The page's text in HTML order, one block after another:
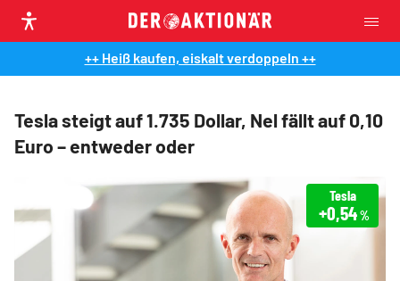
++ Heiß kaufen, eiskalt verdoppeln ++
Tesla steigt auf 1.735 Dollar, Nel fällt auf 0,10
Euro – entweder oder
Tesla
+0,54%